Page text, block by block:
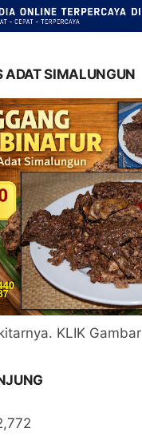
ADAT SIMALUNGUN
KLIK Gambar